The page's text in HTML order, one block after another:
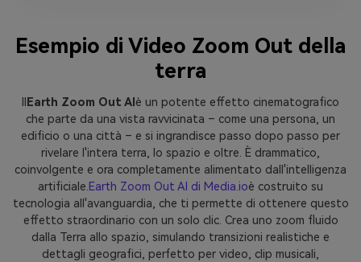
Esempio di Video Zoom Out della
terra
Earth Zoom Out AI è un potente effetto cinematografico
che parte da una vista ravvicinata – come una persona, un
edificio o una città – e si ingrandisce passo dopo passo per
rivelare l'intera terra, lo spazio e oltre. È drammatico,
coinvolgente e ora completamente alimentato dall'intelligenza
artificiale.Earth Zoom Out AI di Media.ioè costruito su
tecnologia all'avanguardia, che ti permette di ottenere questo
effetto straordinario con un solo clic. Crea uno zoom fluido
dalla Terra allo spazio, simulando transizioni realistiche e
dettagli geografici, perfetto per video, clip musicali,